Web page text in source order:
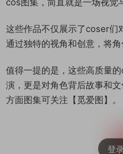
这些作品不仅展示了coser们
通过独特的视角和创意，将角
值得一提的是，这些高质量
演，更是对角色背后故事和
方面图集可关注【觅爱图】。